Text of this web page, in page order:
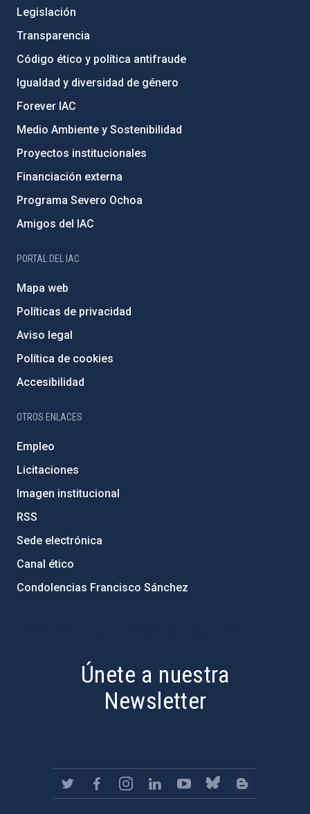
Legislación
Transparencia
Código ético y política antifraude
Igualdad y diversidad de género
Forever IAC
Medio Ambiente y Sostenibilidad
Proyectos institucionales
Financiación externa
Programa Severo Ochoa
Amigos del IAC
PORTAL DEL IAC
Mapa web
Políticas de privacidad
Aviso legal
Política de cookies
Accesibilidad
OTROS ENLACES
Empleo
Licitaciones
Imagen institucional
RSS
Sede electrónica
Canal ético
Condolencias Francisco Sánchez
Únete a nuestra
Newsletter